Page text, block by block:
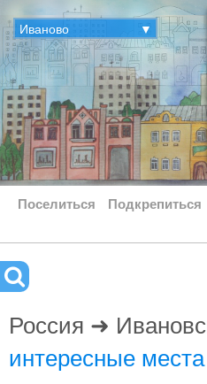
Иваново ▼
Поселиться Подкрепиться
Россия ➜
интересные места